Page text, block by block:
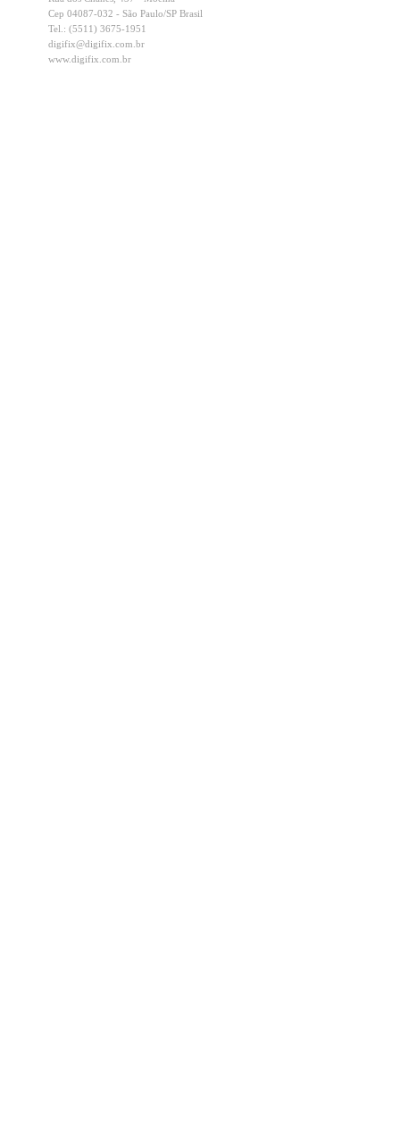
Cep 04087-032 - São Paulo/SP Brasil
Tel.: (5511) 3675-1951
digifix@digifix.com.br
www.digifix.com.br